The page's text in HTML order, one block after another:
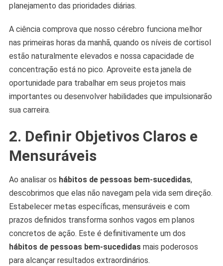
planejamento das prioridades diárias.
A ciência comprova que nosso cérebro funciona melhor
nas primeiras horas da manhã, quando os níveis de cortisol
estão naturalmente elevados e nossa capacidade de
concentração está no pico. Aproveite esta janela de
oportunidade para trabalhar em seus projetos mais
importantes ou desenvolver habilidades que impulsionarão
sua carreira.
2. Definir Objetivos Claros e
Mensuráveis
Ao analisar os hábitos de pessoas bem-sucedidas,
descobrimos que elas não navegam pela vida sem direção.
Estabelecer metas específicas, mensuráveis e com
prazos definidos transforma sonhos vagos em planos
concretos de ação. Este é definitivamente um dos
hábitos de pessoas bem-sucedidasmais poderosos
para alcançar resultados extraordinários.